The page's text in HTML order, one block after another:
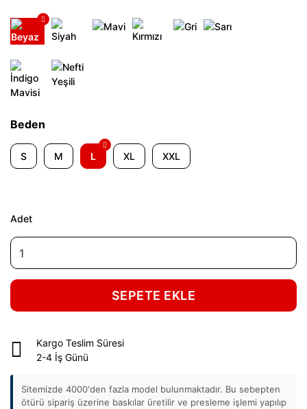
Beden
S M L XL XXL
Adet
SEPETE EKLE
Kargo Teslim Süresi
2-4 İş Günü
Sitemizde 4000'den fazla model bulunmaktadır. Bu sebepten
ötürü sipariş üzerine baskılar üretilir ve presleme işlemi yapılıp